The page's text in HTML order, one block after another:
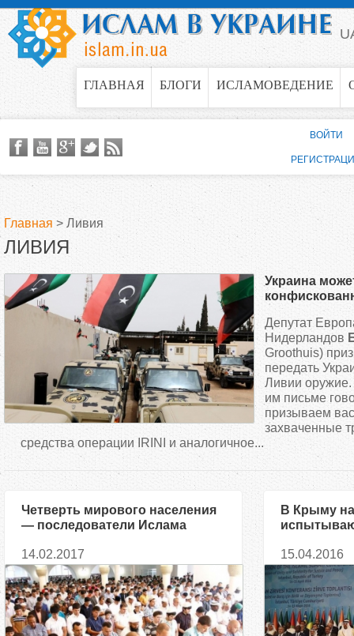
Jump to navigation
ГЛАВНАЯ БЛОГИ ИСЛАМОВЕДЕНИЕ
В
ы
е
ь
Главная > Ливия
ЛИВИЯ
Украина
Депутат
Нидерландов
Groothuis)
передать
Ливии
им письме
призываем
захваченные
средства операции IRINI и аналогичное...
Четверть мирового населения
— последователи Ислама
14.02.2017
В Крыму
15.04.2016
ВОЙТИ